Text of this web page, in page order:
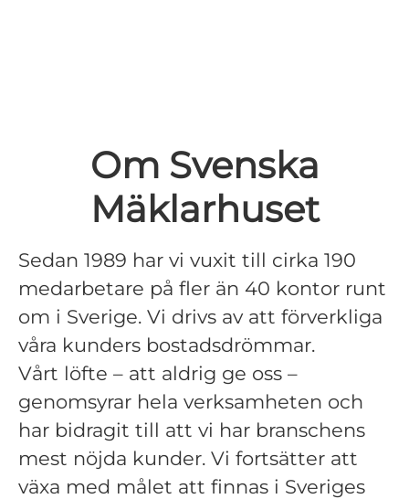
Om Svenska
Mäklarhuset
Sedan 1989 har vi vuxit till cirka 190
medarbetare på fler än 40 kontor runt
om i Sverige. Vi drivs av att förverkliga
våra kunders bostadsdrömmar.
Vårt löfte – att aldrig ge oss –
genomsyrar hela verksamheten och
har bidragit till att vi har branschens
mest nöjda kunder. Vi fortsätter att
växa med målet att finnas i Sveriges